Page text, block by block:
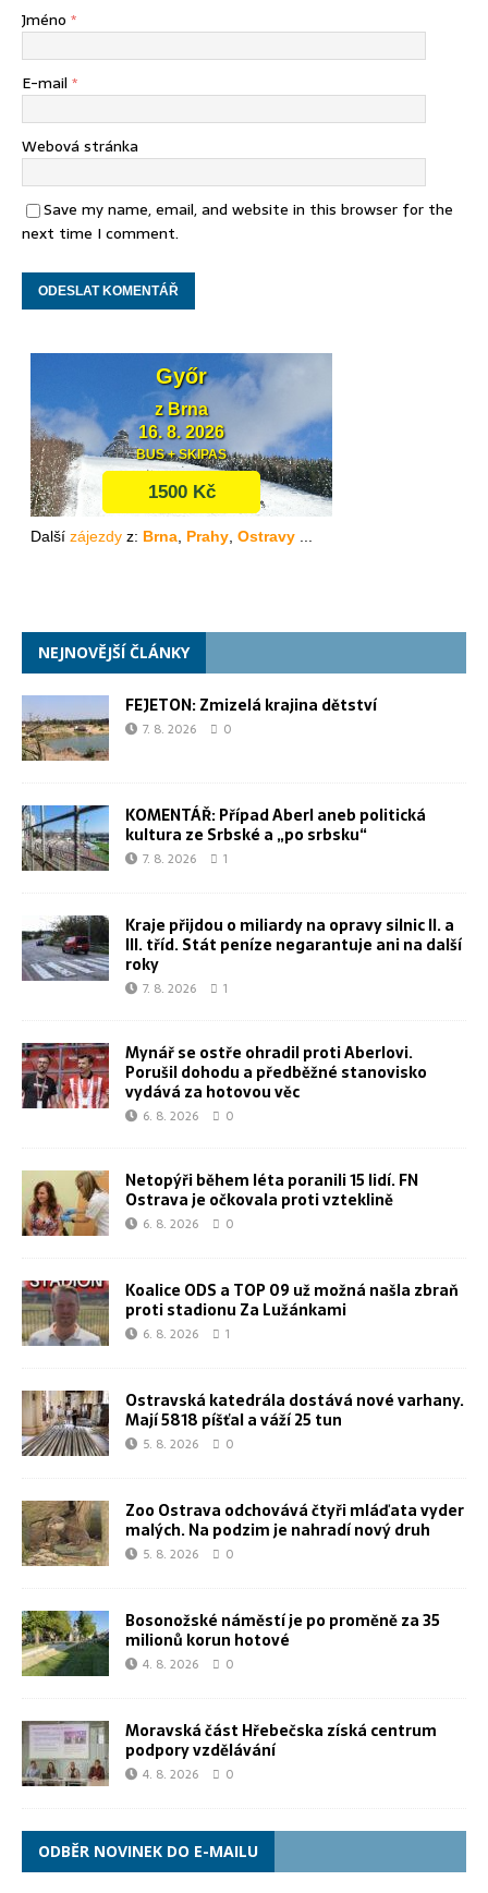
Jméno *
E-mail *
Webová stránka
Save my name, email, and website in this browser for the
next time I comment.
NEJNOVĚJŠÍ ČLÁNKY
FEJETON: Zmizelá krajina dětství
7. 8. 2026 0
KOMENTÁŘ: Případ Aberl aneb politická
kultura ze Srbské a „po srbsku“
7. 8. 2026 1
Kraje přijdou o miliardy na opravy silnic II. a
III. tříd. Stát peníze negarantuje ani na další
roky
7. 8. 2026 1
Mynář se ostře ohradil proti Aberlovi.
Porušil dohodu a předběžné stanovisko
vydává za hotovou věc
6. 8. 2026 0
Netopýři během léta poranili 15 lidí. FN
Ostrava je očkovala proti vzteklině
6. 8. 2026 0
Koalice ODS a TOP 09 už možná našla zbraň
proti stadionu Za Lužánkami
6. 8. 2026 1
Ostravská katedrála dostává nové varhany.
Mají 5818 píšťal a váží 25 tun
5. 8. 2026 0
Zoo Ostrava odchovává čtyři mláďata vyder
malých. Na podzim je nahradí nový druh
5. 8. 2026 0
Bosonožské náměstí je po proměně za 35
milionů korun hotové
4. 8. 2026 0
Moravská část Hřebečska získá centrum
podpory vzdělávání
4. 8. 2026 0
ODBĚR NOVINEK DO E-MAILU